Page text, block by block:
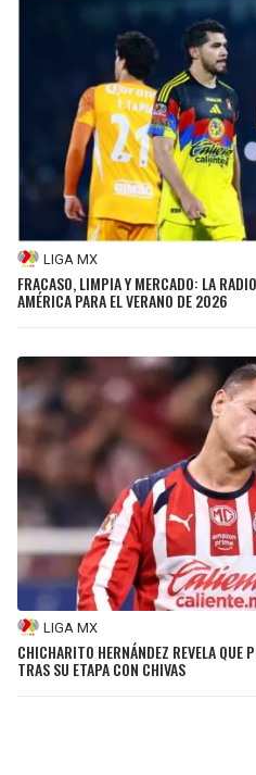
LIGA MX
FRACASO, LIMPIA Y MERCADO: LA
AMÉRICA PARA EL VERANO DE 2026
LIGA MX
CHICHARITO HERNÁNDEZ REVELA QUE
TRAS SU ETAPA CON CHIVAS